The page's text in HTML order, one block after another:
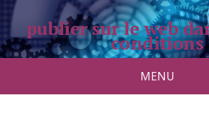
publier sur le web
conditions
MENU